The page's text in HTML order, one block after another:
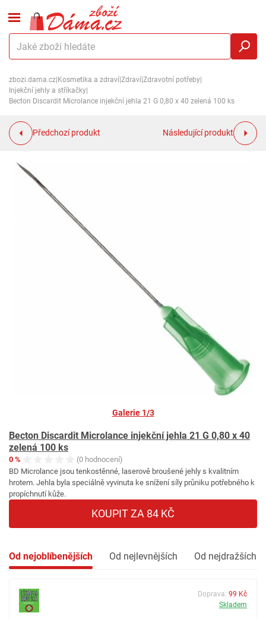
zbozi.dama.cz Kosmetika a zdraví Zdraví Zdravotní potřeby
Injekční jehly a stříkačky
Becton Discardit Microlance injekční jehla 21 G 0,80 x 40 zelená 100 ks
Předchozí produkt Následující produkt
Galerie 1/3
Becton Discardit Microlance injekční jehla 21 G 0,80 x 40
zelená 100 ks
0 %
(0 hodnocení)
BD Microlance jsou tenkostěnné, laserově broušené jehly s kvalitním
hrotem. Jehla byla speciálně vyvinuta ke snížení síly průniku potřebného k
propíchnutí kůže.
KOUPIT ZA 84 KČ
Od nejoblíbenějších Od nejlevnějších Od nejdražších
Doprava: 99 Kč
Skladem